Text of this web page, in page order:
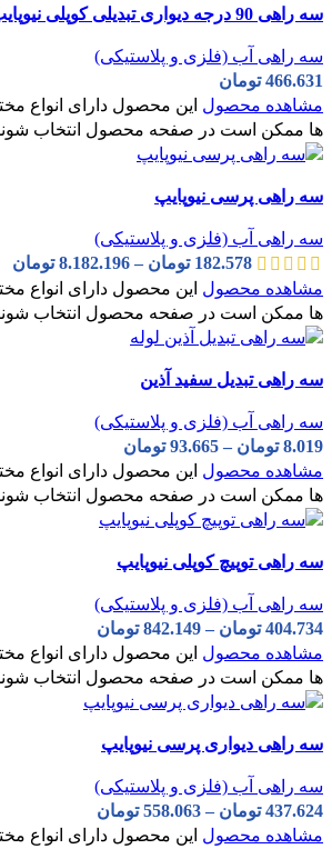
سه راهی 90 درجه دیواری تبدیلی کوپلی نیوپایپ
سه راهی آب (فلزی و پلاستیکی)
466.631 تومان
مشاهده محصول این محصول دارای انواع
ها ممکن است در صفحه محصول انتخاب
سه راهی پرسی نیوپایپ
سه راهی آب (فلزی و پلاستیکی)
182.578 تومان –
8.182.196 تومان
مشاهده محصول این محصول دارای انواع
ها ممکن است در صفحه محصول انتخاب
سه راهی تبدیل سفید آذین
سه راهی آب (فلزی و پلاستیکی)
8.019 تومان –
93.665 تومان
مشاهده محصول این محصول دارای انواع
ها ممکن است در صفحه محصول انتخاب
سه راهی توپیچ کوپلی نیوپایپ
سه راهی آب (فلزی و پلاستیکی)
404.734 تومان –
842.149 تومان
مشاهده محصول این محصول دارای انواع
ها ممکن است در صفحه محصول انتخاب
سه راهی دیواری پرسی نیوپایپ
سه راهی آب (فلزی و پلاستیکی)
437.624 تومان –
558.063 تومان
مشاهده محصول این محصول دارای انواع